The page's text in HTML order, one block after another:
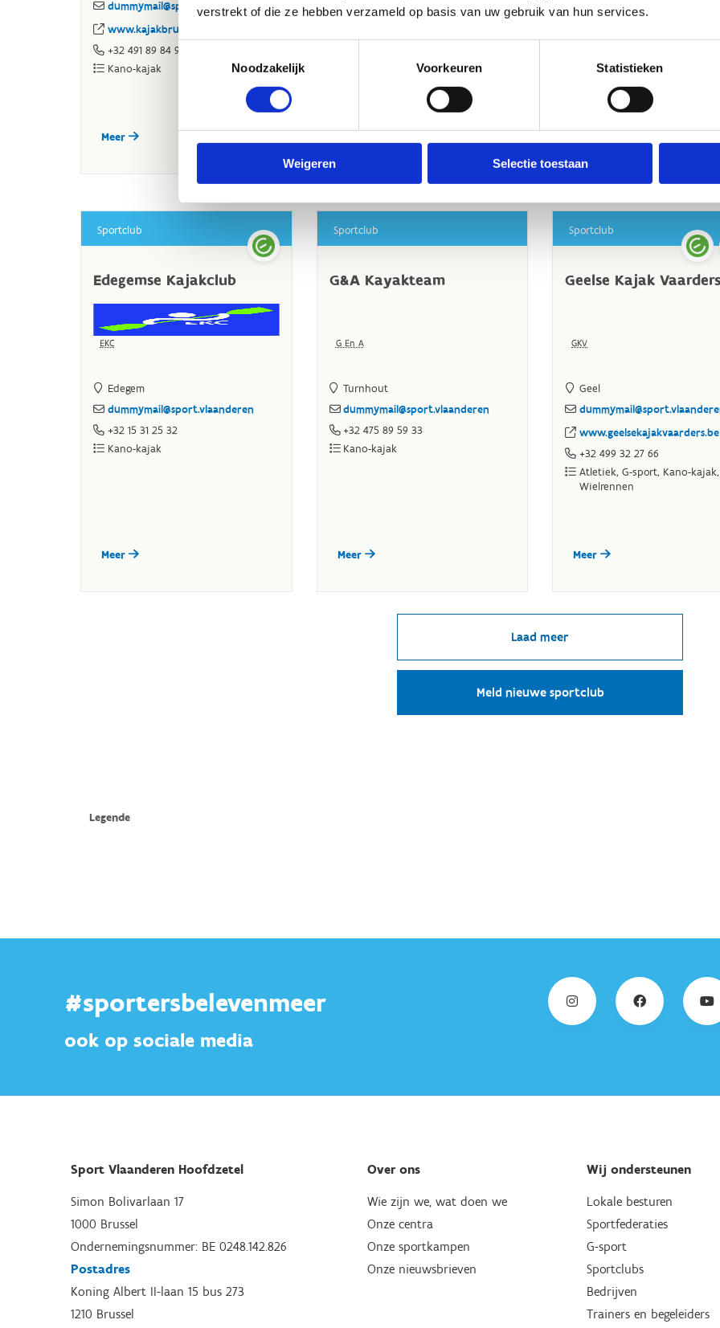
verstrekt of die ze hebben verzameld op basis van uw gebruik van hun services.
Toestemmingsselectie
Noodzakelijk
Voorkeuren Statistieken
Weigeren Selectie toestaan
#sportersbelevenmeer
ook op sociale media
Sport Vlaanderen Hoofdzetel
Simon Bolivarlaan 17
1000 Brussel
Ondernemingsnummer: BE 0248.142.826
Postadres
Koning Albert II-laan 15 bus 273
1210 Brussel
Over ons
Wie zijn we, wat doen we
Onze centra
Onze sportkampen
Onze nieuwsbrieven
Wij ondersteunen
Lokale besturen
Sportfederaties
G-sport
Sportclubs
Bedrijven
Trainers en begeleiders